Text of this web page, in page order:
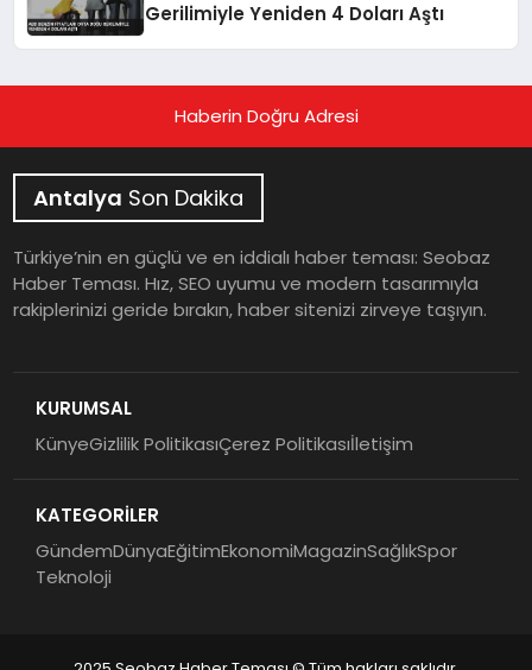
Gerilimiyle Yeniden 4 Doları Aştı
Haberin Doğru Adresi
Antalya Son Dakika
Türkiye’nin en güçlü ve en iddialı haber teması: Seobaz
Haber Teması. Hız, SEO uyumu ve modern tasarımıyla
rakiplerinizi geride bırakın, haber sitenizi zirveye taşıyın.
KURUMSAL
KünyeGizlilik PolitikasıÇerez Politikasıİletişim
KATEGORİLER
GündemDünyaEğitimEkonomiMagazinSağlıkSpor
Teknoloji